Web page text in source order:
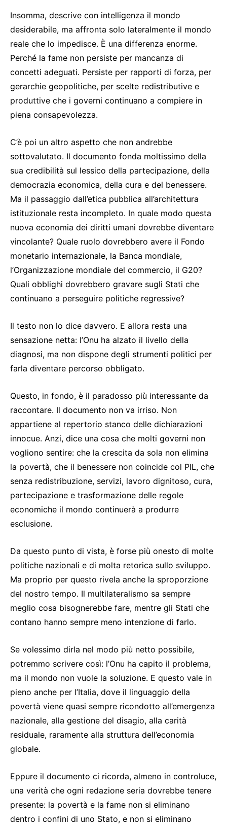
Insomma, descrive con intelligenza il mondo
desiderabile, ma affronta solo lateralmente il mondo
reale che lo impedisce. È una differenza enorme.
Perché la fame non persiste per mancanza di
concetti adeguati. Persiste per rapporti di forza, per
gerarchie geopolitiche, per scelte redistributive e
produttive che i governi continuano a compiere in
piena consapevolezza.
C’è poi un altro aspetto che non andrebbe
sottovalutato. Il documento fonda moltissimo della
sua credibilità sul lessico della partecipazione, della
democrazia economica, della cura e del benessere.
Ma il passaggio dall’etica pubblica all’architettura
istituzionale resta incompleto. In quale modo questa
nuova economia dei diritti umani dovrebbe diventare
vincolante? Quale ruolo dovrebbero avere il Fondo
monetario internazionale, la Banca mondiale,
l’Organizzazione mondiale del commercio, il G20?
Quali obblighi dovrebbero gravare sugli Stati che
continuano a perseguire politiche regressive?
Il testo non lo dice davvero. E allora resta una
sensazione netta: l’Onu ha alzato il livello della
diagnosi, ma non dispone degli strumenti politici per
farla diventare percorso obbligato.
Questo, in fondo, è il paradosso più interessante da
raccontare. Il documento non va irriso. Non
appartiene al repertorio stanco delle dichiarazioni
innocue. Anzi, dice una cosa che molti governi non
vogliono sentire: che la crescita da sola non elimina
la povertà, che il benessere non coincide col PIL, che
senza redistribuzione, servizi, lavoro dignitoso, cura,
partecipazione e trasformazione delle regole
economiche il mondo continuerà a produrre
esclusione.
Da questo punto di vista, è forse più onesto di molte
politiche nazionali e di molta retorica sullo sviluppo.
Ma proprio per questo rivela anche la sproporzione
del nostro tempo. Il multilateralismo sa sempre
meglio cosa bisognerebbe fare, mentre gli Stati che
contano hanno sempre meno intenzione di farlo.
Se volessimo dirla nel modo più netto possibile,
potremmo scrivere così: l’Onu ha capito il problema,
ma il mondo non vuole la soluzione. E questo vale in
pieno anche per l’Italia, dove il linguaggio della
povertà viene quasi sempre ricondotto all’emergenza
nazionale, alla gestione del disagio, alla carità
residuale, raramente alla struttura dell’economia
globale.
Eppure il documento ci ricorda, almeno in controluce,
una verità che ogni redazione seria dovrebbe tenere
presente: la povertà e la fame non si eliminano
dentro i confini di uno Stato, e non si eliminano